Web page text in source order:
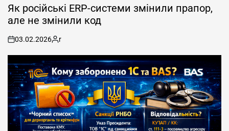
IN
Як російські ERP-системи змінили прапор,
але не змінили код
on
03.02.2026
Posted
by
r